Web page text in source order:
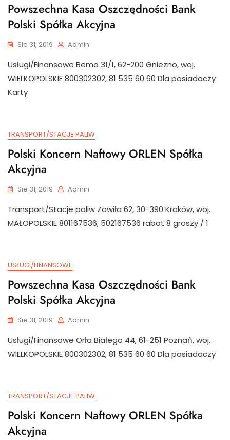
Powszechna Kasa Oszczędności Bank
Polski Spółka Akcyjna
Sie 31, 2019 Admin
Usługi/Finansowe Bema 31/1, 62-200 Gniezno, woj.
WIELKOPOLSKIE 800302302, 81 535 60 60 Dla posiadaczy
Karty
TRANSPORT/STACJE PALIW
Polski Koncern Naftowy ORLEN Spółka
Akcyjna
Sie 31, 2019 Admin
Transport/Stacje paliw Zawiła 62, 30-390 Kraków, woj.
MAŁOPOLSKIE 801167536, 502167536 rabat 8 groszy / 1
USŁUGI/FINANSOWE
Powszechna Kasa Oszczędności Bank
Polski Spółka Akcyjna
Sie 31, 2019 Admin
Usługi/Finansowe Orła Białego 44, 61-251 Poznań, woj.
WIELKOPOLSKIE 800302302, 81 535 60 60 Dla posiadaczy
TRANSPORT/STACJE PALIW
Polski Koncern Naftowy ORLEN Spółka
Akcyjna